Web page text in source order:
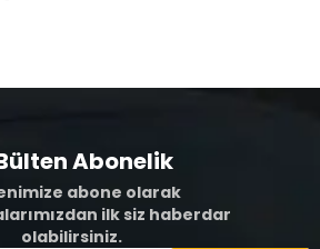
Abonelik
abone olarak
ilk siz haberdar
olabilirsiniz.